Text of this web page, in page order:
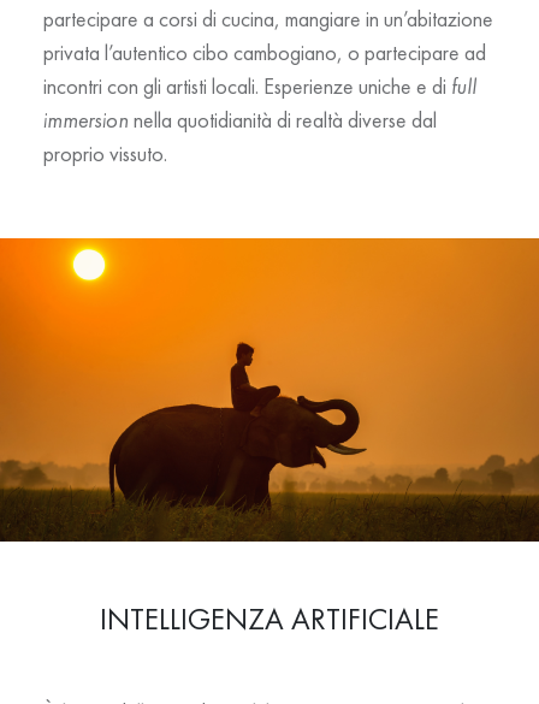
partecipare a corsi di cucina, mangiare in un’abitazione
privata l’autentico cibo cambogiano, o partecipare ad
incontri con gli artisti locali. Esperienze uniche e di full
immersion nella quotidianità di realtà diverse dal
proprio vissuto.
INTELLIGENZA ARTIFICIALE